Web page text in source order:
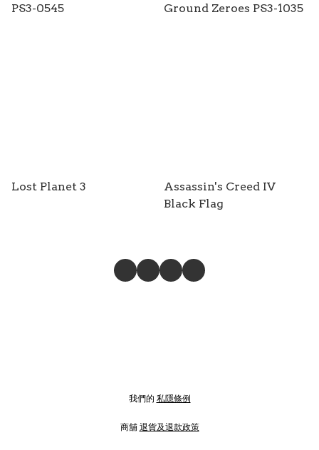
PS3-0545
Ground Zeroes PS3-1035
Lost Planet 3
Assassin's Creed IV
Black Flag
我們的 私隱條例
商舖 退貨及退款政策